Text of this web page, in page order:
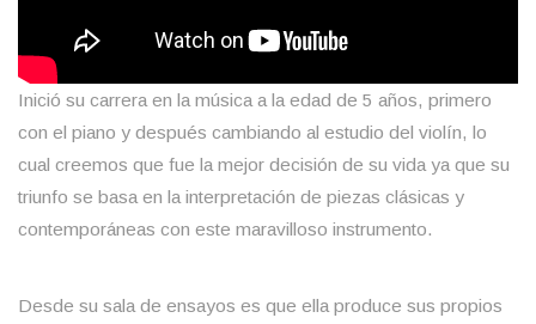
Inició su carrera en la música a la edad de 5 años, primero
con el piano y después cambiando al estudio del violín, lo
cual creemos que fue la mejor decisión de su vida ya que su
triunfo se basa en la interpretación de piezas clásicas y
contemporáneas con este maravilloso instrumento.
Desde su sala de ensayos es que ella produce sus propios